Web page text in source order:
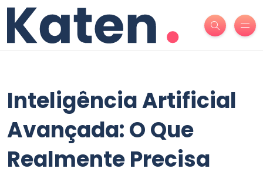
Inteligência Artificial
Avançada: O Que
Realmente Precisa